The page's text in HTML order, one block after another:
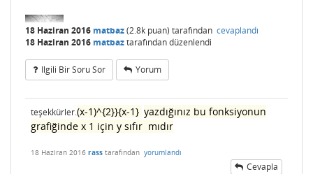
18 Haziran 2016 matbaz(2.8k puan) tarafından cevaplandı
18 Haziran 2016 matbaztarafındandüzenlendi
Ilgili Bir Soru Sor Yorum
teşekkürler.(x-1)^{2}}{x-1} yazdığınız bu fonksiyonun
grafiğinde x 1 için y sıfır mıdır
18 Haziran 2016 rass tarafından yorumlandı
Cevapla